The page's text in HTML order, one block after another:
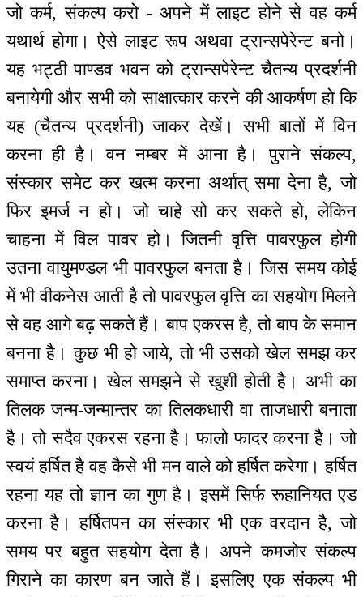
जो कर्म, संकल्प करो - अपने में लाइट होने से वह कर्म
यथार्थ होगा। ऐसे लाइट रूप अथवा ट्रान्सपेरेन्ट बनो।
यह भट्ठी पाण्डव भवन को ट्रान्सपेरेन्ट चैतन्य प्रदर्शनी
बनायेगी और सभी को साक्षात्कार करने की आकर्षण हो कि
यह (चैतन्य प्रदर्शनी) जाकर देखें। सभी बातों में विन
करना ही है। वन नम्बर में आना है। पुराने संकल्प,
संस्कार समेट कर खत्म करना अर्थात् समा देना है, जो
फिर इमर्ज न हो। जो चाहे सो कर सकते हो, लेकिन
चाहना में विल पावर हो। जितनी वृत्ति पावरफुल होगी
उतना वायुमण्डल भी पावरफुल बनता है। जिस समय कोई
में भी वीकनेस आती है तो पावरफुल वृत्ति का सहयोग मिलने
से वह आगे बढ़ सकते हैं। बाप एकरस है, तो बाप के समान
बनना है। कुछ भी हो जाये, तो भी उसको खेल समझ कर
समाप्त करना। खेल समझने से खुशी होती है। अभी का
तिलक जन्म-जन्मान्तर का तिलकधारी वा ताजधारी बनाता
है। तो सदैव एकरस रहना है। फालो फादर करना है। जो
स्वयं हर्षित है वह कैसे भी मन वाले को हर्षित करेगा। हर्षित
रहना यह तो ज्ञान का गुण है। इसमें सिर्फ रूहानियत एड
करना है। हर्षितपन का संस्कार भी एक वरदान है, जो
समय पर बहुत सहयोग देता है। अपने कमजोर संकल्प
गिराने का कारण बन जाते हैं। इसलिए एक संकल्प भी